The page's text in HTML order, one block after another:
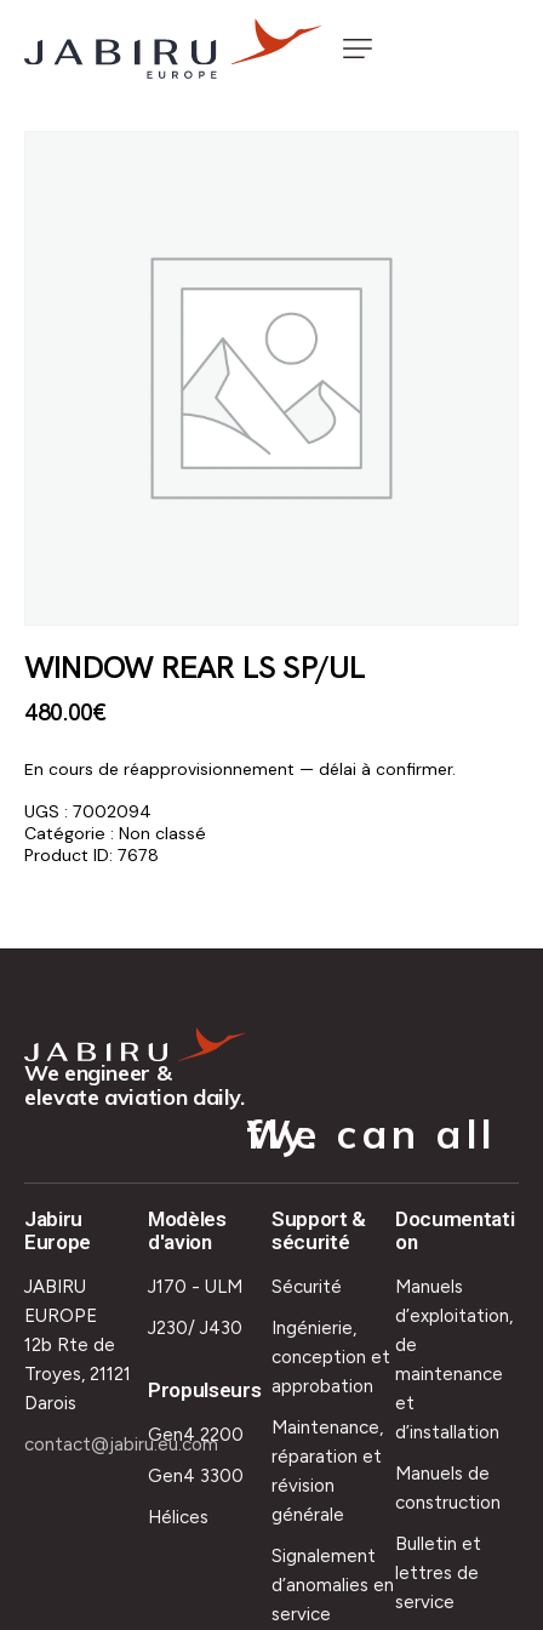
Accueil Non classé
WINDOW REAR LS SP/UL
480.00€
En cours de réapprovisionnement — délai à confirmer.
UGS : 7002094
Catégorie : Non classé
Product ID: 7678
We engineer &
elevate aviation daily.
We can all fly.
Jabiru
Europe
JABIRU
EUROPE
12b Rte de
Troyes, 21121
Darois
contact@jabiru.eu.com
Modèles
d'avion
J170 - ULM
J230/ J430
Propulseurs
Gen4 2200
Gen4 3300
Hélices
Support &
sécurité
Sécurité
Ingénierie,
conception et
approbation
Maintenance,
réparation et
révision
générale
Signalement
d’anomalies en
service
Documentati
on
Manuels
d’exploitation,
de
maintenance
et
d’installation
Manuels de
construction
Bulletin et
lettres de
service